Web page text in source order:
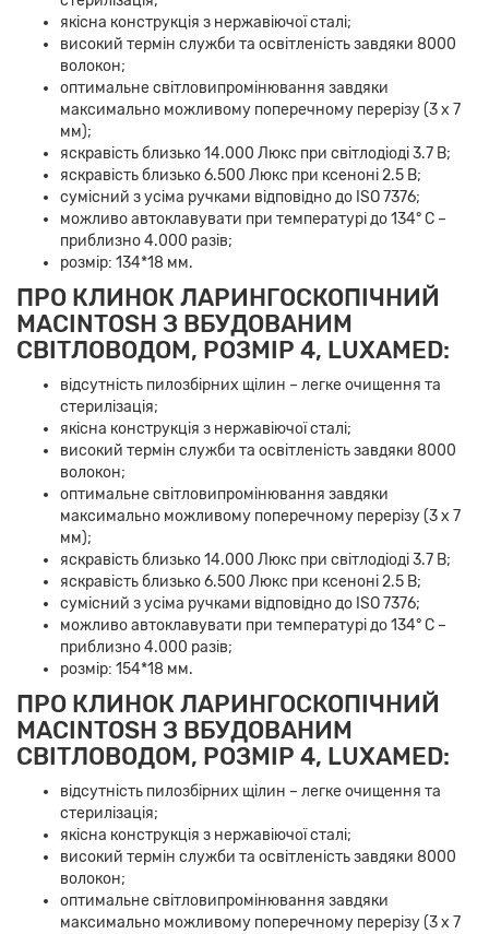
якісна конструкція з нержавіючої сталі;
високий термін служби та освітленість завдяки 8000
волокон;
оптимальне світловипромінювання завдяки
максимально можливому поперечному перерізу (3 x 7
мм);
яскравість близько 14.000 Люкс при світлодіоді 3.7 В;
яскравість близько 6.500 Люкс при ксеноні 2.5 В;
сумісний з усіма ручками відповідно до ISO 7376;
можливо автоклавувати при температурі до 134° C –
приблизно 4.000 разів;
розмір: 134*18 мм.
ПРО КЛИНОК ЛАРИНГОСКОПІЧНИЙ
MACINTOSH З ВБУДОВАНИМ
СВІТЛОВОДОМ, РОЗМІР 4, LUXAMED:
відсутність пилозбірних щілин – легке очищення та
стерилізація;
якісна конструкція з нержавіючої сталі;
високий термін служби та освітленість завдяки 8000
волокон;
оптимальне світловипромінювання завдяки
максимально можливому поперечному перерізу (3 x 7
мм);
яскравість близько 14.000 Люкс при світлодіоді 3.7 В;
яскравість близько 6.500 Люкс при ксеноні 2.5 В;
сумісний з усіма ручками відповідно до ISO 7376;
можливо автоклавувати при температурі до 134° C –
приблизно 4.000 разів;
розмір: 154*18 мм.
ПРО КЛИНОК ЛАРИНГОСКОПІЧНИЙ
MACINTOSH З ВБУДОВАНИМ
СВІТЛОВОДОМ, РОЗМІР 4, LUXAMED:
відсутність пилозбірних щілин – легке очищення та
стерилізація;
якісна конструкція з нержавіючої сталі;
високий термін служби та освітленість завдяки 8000
волокон;
оптимальне світловипромінювання завдяки
максимально можливому поперечному перерізу (3 x 7